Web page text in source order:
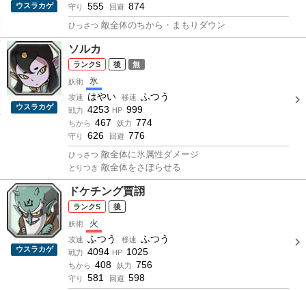
ウスラカゲ 守り 555 回避 874
ひっさつ 敵全体のちから・まもりダウン
ウスラカゲ
ソルカ
S 後 無
妖術 氷
攻速 はやい 移速 ふつう
戦力 4253 HP 999
ちから 467 妖力 774
守り 626 回避 776
ひっさつ 敵全体に氷属性ダメージ
とりつき 敵全体をさぼらせる
ウスラカゲ
ドケチング賈詡
S 後
妖術 火
攻速 ふつう 移速 ふつう
戦力 4094 HP 1025
ちから 408 妖力 756
守り 581 回避 598